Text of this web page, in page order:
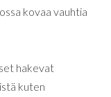
kovaa vauhtia
hakevat
kuten